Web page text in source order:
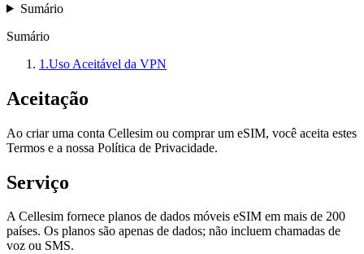
Sumário
Sumário
1 .Uso Aceitável da VPN
Aceitação
Ao criar uma conta Cellesim ou comprar um eSIM, você aceita estes
Termos e a nossa Política de Privacidade.
Serviço
A Cellesim fornece planos de dados móveis eSIM em mais de 200
países. Os planos são apenas de dados; não incluem chamadas de
voz ou SMS.